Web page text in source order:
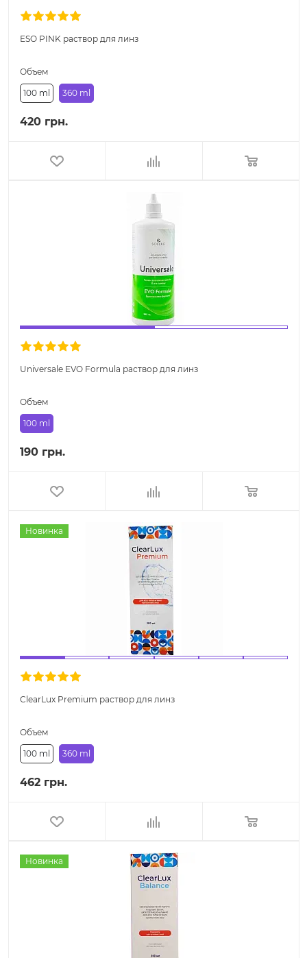
ESO PINK раствор для линз
Объем
100 ml 360 ml
420 грн.
Universale EVO Formula раствор для линз
Объем
100 ml
190 грн.
Новинка
ClearLux Premium раствор для линз
Объем
100 ml 360 ml
462 грн.
Новинка